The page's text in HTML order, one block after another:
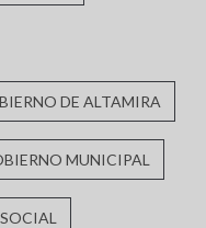
DE ALTAMIRA
MUNICIPAL